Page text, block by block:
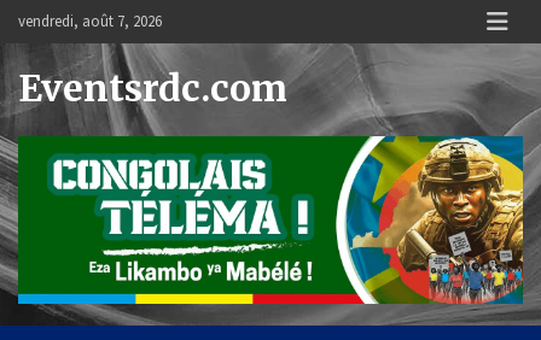
content
vendredi, août 7, 2026
Eventsrdc.com